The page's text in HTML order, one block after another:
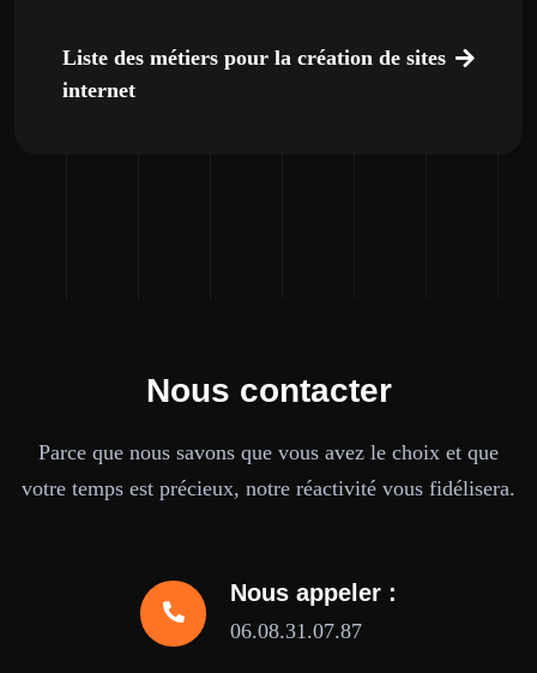
Liste des métiers pour la création de sites
internet
Nous contacter
Parce que nous savons que vous avez le choix et que
votre temps est précieux, notre réactivité vous fidélisera.
Nous appeler :
06.08.31.07.87